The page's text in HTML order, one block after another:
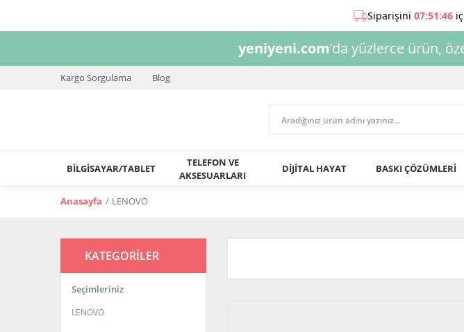
yeniyeni.com’da yüzlerce ürün,
Kargo Sorgulama Blog
BİLGİSAYAR/TABLET
TELEFON VE
AKSESUARLARI
DİJİTAL HAYAT BASKI ÇÖZÜMLERİ
Anasayfa LENOVO
KATEGORİLER
Seçimleriniz
LENOVO